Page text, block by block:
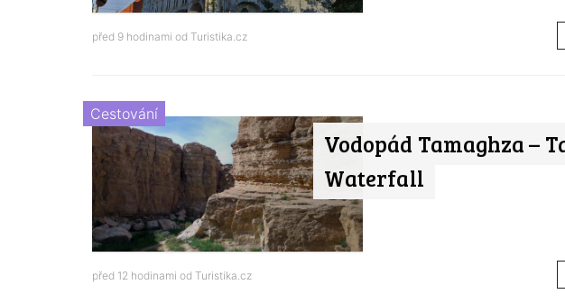
před 9 hodinami od Turistika.cz
Vodopád Tamaghza –
Waterfall
Cestování
před 12 hodinami od Turistika.cz